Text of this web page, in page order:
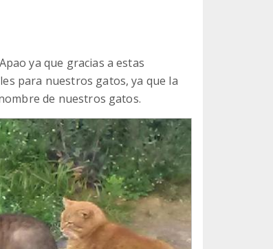
ya que gracias a estas
para nuestros gatos, ya que la
de nuestros gatos.